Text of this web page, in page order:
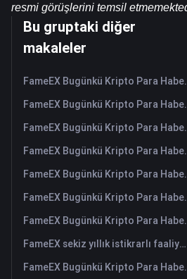
resmi görüşlerini temsil
Bu gruptaki diğer
makaleler
FameEX
FameEX
FameEX
FameEX
FameEX
FameEX
FameEX
FameEX sekiz yıllık istikrarlı faaliyetleri ve küresel büyümesiyle kullanıcı güvenini güçlendiriyor
FameEX